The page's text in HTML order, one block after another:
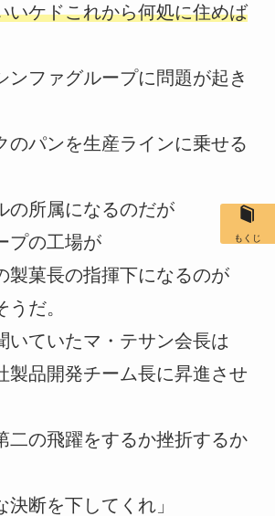
いケドこれから何処に住めば
ンファグループに問題が起き
のパンを生産ラインに乗せる
の所属になるのだが
プの工場が
製菓長の指揮下になるのが
だ。
いていたマ・テサン会長は
製品開発チーム長に昇進させ
二の飛躍をするか挫折するか
断を下してくれ」
もくじ